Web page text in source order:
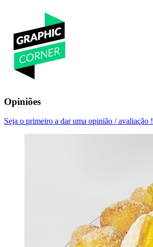
Opiniões
Seja o primeiro a dar uma opinião / avaliação !